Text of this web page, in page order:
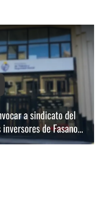
Ministerio de Trabajo evalúa